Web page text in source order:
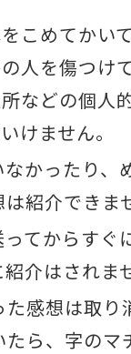
こめてかい
人を傷つけ
などの個人
けません。
かったり、
紹介できま
てからすぐ
介はされま
た感想は取り
たら、字のマ